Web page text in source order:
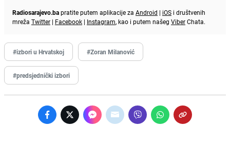
Radiosarajevo.bapratite putem aplikacije za Android | iOS i društvenih
mreža Twitter | Facebook | Instagram, kao i putem našeg ViberChata.
#izbori u Hrvatskoj #Zoran Milanović
#predsjednički izbori